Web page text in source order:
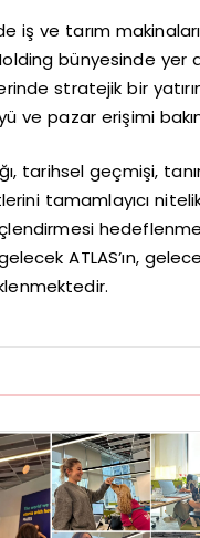
iş ve tarım
bünyesinde yer
stratejik bir
pazar erişimi
tarihsel geçmişi,
tamamlayıcı
ATLAS’ın,